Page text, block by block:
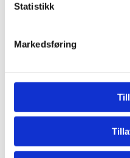
Statistikk
Markedsføring